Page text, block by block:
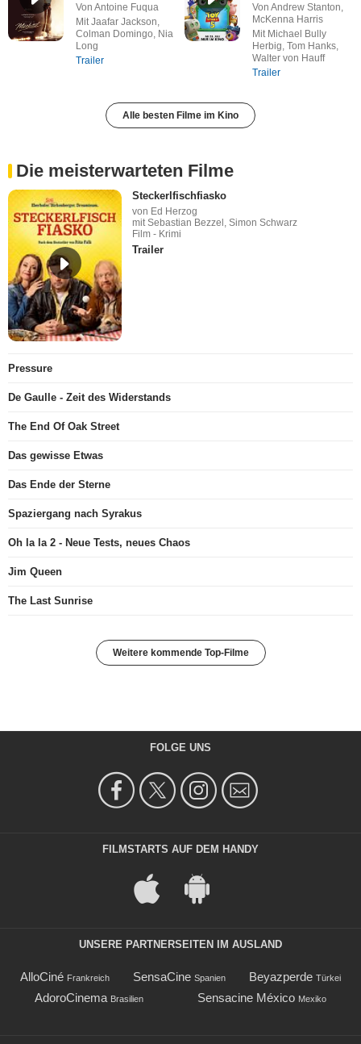
Von Antoine Fuqua
Mit Jaafar Jackson,
Colman Domingo, Nia
Long
Trailer
Von Andrew Stanton,
McKenna Harris
Mit Michael Bully
Herbig, Tom Hanks,
Walter von Hauff
Trailer
Alle besten Filme im Kino
Die meisterwarteten Filme
Steckerlfischfiasko
von Ed Herzog
mit Sebastian Bezzel, Simon Schwarz
Film - Krimi
Trailer
Pressure
De Gaulle - Zeit des Widerstands
The End Of Oak Street
Das gewisse Etwas
Das Ende der Sterne
Spaziergang nach Syrakus
Oh la la 2 - Neue Tests, neues Chaos
Jim Queen
The Last Sunrise
Weitere kommende Top-Filme
FOLGE UNS
FILMSTARTS AUF DEM HANDY
UNSERE PARTNERSEITEN IM AUSLAND
AlloCiné Frankreich SensaCine Spanien Beyazperde Türkei
AdoroCinema Brasilien Sensacine México Mexiko